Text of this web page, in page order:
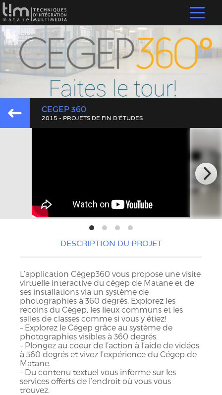
CEGEP 360
2015 - PROJETS DE FIN D'ÉTUDES
DESCRIPTION DU PROJET
L’application Cégep360 vous propose une visite
virtuelle interactive du cégep de Matane et de
ses installations via un système de
photographies à 360 degrés. Explorez les
recoins du Cégep, les lieux communs et les
salles de classes comme si vous y étiez!
– Explorez le Cégep grâce au système de
photographies visibles à 360 degrés.
– Plongez au coeur de l’action à l’aide de vidéos
à 360 degrés et vivez l’expérience du Cégep de
Matane.
– Du contenu textuel vous informe sur les
services offerts de l’endroit où vous vous
trouvez.